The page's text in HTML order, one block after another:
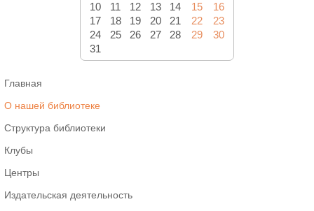
10
11 12 13 14 15
16
17
18 19 20 21 22
23
24
25 26 27 28 29
30
31
Главная
О нашей библиотеке
Структура библиотеки
Клубы
Центры
Издательская деятельность